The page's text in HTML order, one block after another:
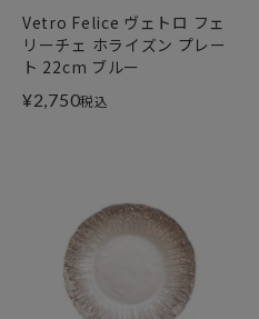
Vetro Felice ヴェトロ フェ
リーチェ ホライズン プレー
ト 22cm ブルー
¥2,750税込